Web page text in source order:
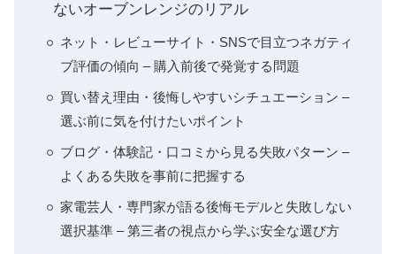
ないオーブンレンジのリアル
ネット・レビューサイト・SNSで目立つネガティ
ブ評価の傾向 – 購入前後で発覚する問題
買い替え理由・後悔しやすいシチュエーション –
選ぶ前に気を付けたいポイント
ブログ・体験記・口コミから見る失敗パターン –
よくある失敗を事前に把握する
家電芸人・専門家が語る後悔モデルと失敗しない
選択基準 – 第三者の視点から学ぶ安全な選び方